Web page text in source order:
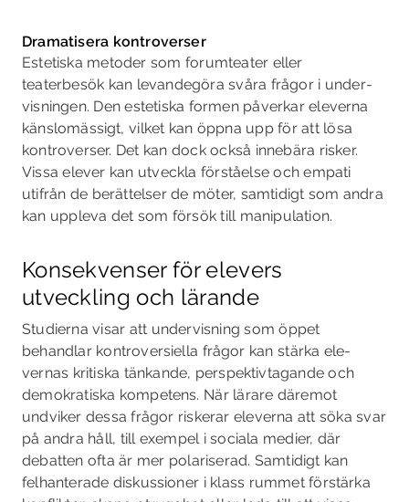
Dramatisera kontroverser
Estetiska metoder som forumteater eller
teaterbesök kan levandegöra svåra frågor i under­
visningen. Den estetiska formen påverkar eleverna
känslomässigt, vilket kan öppna upp för att lösa
kontroverser. Det kan dock också innebära risker.
Vissa elever kan utveckla förståelse och empati
utifrån de berättelser de möter, samtidigt som andra
kan uppleva det som försök till manipulation.
Konsekvenser för elevers
utveckling och lärande
Studierna visar att undervisning som öppet
behandlar kontroversiella frågor kan stärka ele­
vernas kritiska tänkande, perspektivtagande och
demokratiska kompetens. När lärare däre­mot
undviker dessa frågor riskerar eleverna att söka svar
på andra håll, till exempel i sociala medier, där
debatten ofta är mer polariserad. Samtidigt kan
felhanterade diskussioner i klass­ rummet förstärka